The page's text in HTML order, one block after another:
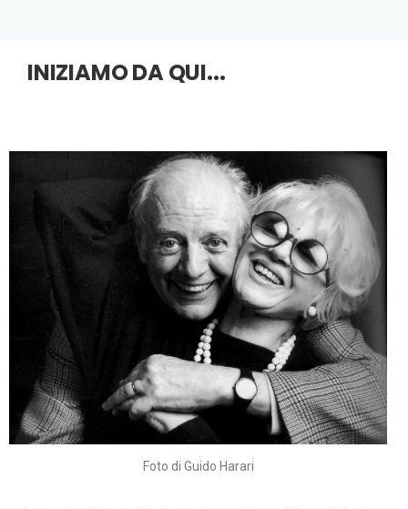
INIZIAMO DA QUI...
Foto di Guido Harari